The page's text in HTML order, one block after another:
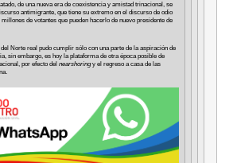
de una nueva era de coexistencia y amistad trinacional, se
antimigrante, que tiene su extremo en el discurso de odio
de votantes que pueden hacerlo de nuevo presidente de
Norte real pudo cumplir sólo con una parte de la aspiración de
sin embargo, es hoy la plataforma de otra época posible de
por efecto del nearshoringy el regreso a casa de las